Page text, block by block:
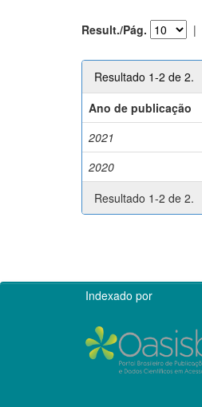
Result./Pág. |
Resultado 1-2 de 2.
Ano de publicação
2021
2020
Resultado 1-2 de 2.
Indexado por